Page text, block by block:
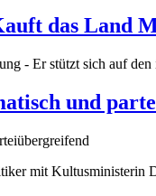
das Land
- Er stützt sich auf
und
mit Kultusministerin